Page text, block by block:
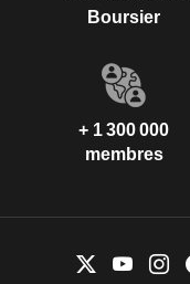
Boursier
+ 1 300 000
membres